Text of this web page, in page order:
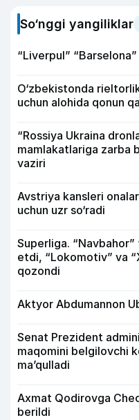
So‘nggi yangiliklar
“Liverpul”
O‘zbekistonda
uchun alohida qonun
“Rossiya Ukraina
mamlakatlariga zarba
vaziri
Avstriya kansleri
uchun uzr so‘radi
Superliga. “Navbahor”
etdi, “Lokomotiv” va
qozondi
Aktyor Abdu­mannon
Senat Prezident
maqomini belgilovchi
ma’qulladi
Axmat Qodirovga
berildi